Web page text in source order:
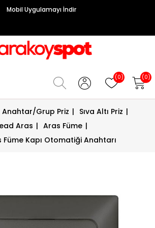
Mobil Uygulamayı İndir
(0) (0)
Anahtar/Grup Priz | Sıva Altı Priz |
Aras | Aras Füme |
Füme Kapı Otomatiği Anahtarı